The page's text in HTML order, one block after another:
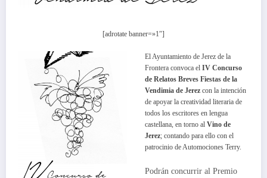
[adrotate banner=»1″]
El Ayuntamiento de Jerez de la
Frontera convoca el IV Concurso
de Relatos Breves Fiestas de la
Vendimia de Jerezcon la intención
de apoyar la creatividad literaria de
todos los escritores en lengua
castellana, en torno al Vino de
Jerez; contando para ello con el
patrocinio de Automociones Terry.
Podrán concurrir al Premio